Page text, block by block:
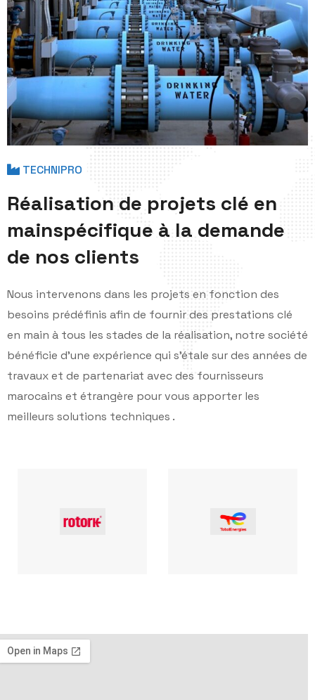
TECHNIPRO
Réalisation de projets clé en
mainspécifique à la demande
de nos clients
Nous intervenons dans les projets en fonction des
besoins prédéfinis afin de fournir des prestations clé
en main à tous les stades de la réalisation, notre société
bénéficie d'une expérience qui s'étale sur des années de
travaux et de partenariat avec des fournisseurs
marocains et étrangère pour vous apporter les
meilleurs solutions techniques .